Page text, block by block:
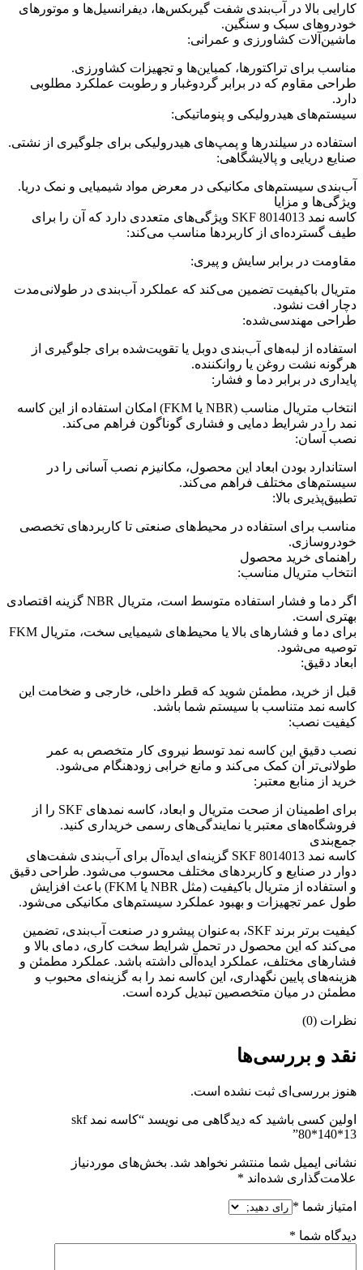
کارایی بالا در آب‌بندی شفت‌ گیربکس‌ها، دیفرانسیل‌ها و موتورهای
خودروهای سبک و سنگین.
ماشین‌آلات کشاورزی و عمرانی:
مناسب برای تراکتورها، کمباین‌ها و تجهیزات کشاورزی.
طراحی مقاوم که در برابر گردوغبار و رطوبت عملکرد مطلوبی
دارد.
سیستم‌های هیدرولیکی و پنوماتیکی:
استفاده در سیلندرها و پمپ‌های هیدرولیکی برای جلوگیری از نشتی.
صنایع دریایی و پالایشگاهی:
آب‌بندی سیستم‌های مکانیکی در معرض مواد شیمیایی و نمک دریا.
ویژگی‌ها و مزایا
کاسه نمد SKF 8014013 ویژگی‌های متعددی دارد که آن را برای
طیف گسترده‌ای از کاربردها مناسب می‌کند:
مقاومت در برابر سایش و پیری:
متریال باکیفیت تضمین می‌کند که عملکرد آب‌بندی در طولانی‌مدت
دچار افت نشود.
طراحی مهندسی‌شده:
استفاده از لبه‌های آب‌بندی دوبل یا تقویت‌شده برای جلوگیری از
هرگونه نشت روغن یا روانکننده.
پایداری در برابر دما و فشار:
انتخاب متریال مناسب (NBR یا FKM) امکان استفاده از این کاسه
نمد را در شرایط دمایی و فشاری گوناگون فراهم می‌کند.
نصب آسان:
استاندارد بودن ابعاد این محصول، مکانیزم نصب آسانی را در
سیستم‌های مختلف فراهم می‌کند.
تطبیق‌پذیری بالا:
مناسب برای استفاده در محیط‌های صنعتی تا کاربردهای تخصصی
خودروسازی.
راهنمای خرید محصول
انتخاب متریال مناسب:
اگر دما و فشار استفاده متوسط است، متریال NBR گزینه اقتصادی
بهتری است.
برای دما و فشارهای بالا یا محیط‌های شیمیایی سخت، متریال FKM
توصیه می‌شود.
ابعاد دقیق:
قبل از خرید، مطمئن شوید که قطر داخلی، خارجی و ضخامت این
کاسه نمد متناسب با سیستم شما باشد.
کیفیت نصب:
نصب دقیق این کاسه نمد توسط نیروی کار متخصص به عمر
طولانی‌تر آن کمک می‌کند و مانع خرابی زودهنگام می‌شود.
خرید از منابع معتبر:
برای اطمینان از صحت متریال و ابعاد، کاسه نمدهای SKF را از
فروشگاه‌های معتبر یا نمایندگی‌های رسمی خریداری کنید.
جمع‌بندی
کاسه نمد SKF 8014013 گزینه‌ای ایده‌آل برای آب‌بندی شفت‌های
دوار در صنایع و کاربردهای مختلف محسوب می‌شود. طراحی دقیق
و استفاده از متریال باکیفیت (مثل NBR یا FKM) باعث افزایش
طول عمر تجهیزات و بهبود عملکرد سیستم‌های مکانیکی می‌شود.
کیفیت برتر برند SKF، به‌عنوان پیشرو در صنعت آب‌بندی، تضمین
می‌کند که این محصول در تحمل شرایط سخت کاری، دمای بالا و
فشارهای مختلف، عملکرد ایده‌آلی داشته باشد. عملکرد مطمئن و
هزینه‌های پایین نگهداری، این کاسه نمد را به گزینه‌ای محبوب و
مطمئن در میان متخصصین تبدیل کرده است.
نظرات (0)
نقد و بررسی‌ها
هنوز بررسی‌ای ثبت نشده است.
اولین کسی باشید که دیدگاهی می نویسد “کاسه نمد skf
80*140*13”
نشانی ایمیل شما منتشر نخواهد شد. بخش‌های موردنیاز
علامت‌گذاری شده‌اند *
امتیاز شما *
دیدگاه شما *